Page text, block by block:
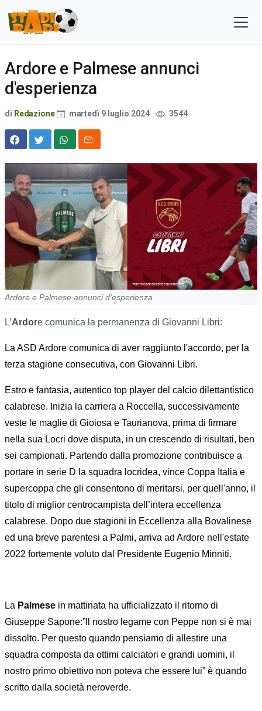
Ardore e Palmese annunci
d'esperienza
di Redazione martedì 9 luglio 2024 3544
Ardore e Palmese annunci d'esperienza
L’Ardore comunica la permanenza di Giovanni Libri:
La ASD Ardore comunica di aver raggiunto l'accordo, per la
terza stagione consecutiva, con Giovanni Libri.
Estro e fantasia, autentico top player del calcio dilettantistico
calabrese. Inizia la carriera a Roccella, successivamente
veste le maglie di Gioiosa e Taurianova, prima di firmare
nella sua Locri dove disputa, in un crescendo di risultati, ben
sei campionati. Partendo dalla promozione contribuisce a
portare in serie D la squadra locridea, vince Coppa Italia e
supercoppa che gli consentono di meritarsi, per quell'anno, il
titolo di miglior centrocampista dell’intera eccellenza
calabrese. Dopo due stagioni in Eccellenza alla Bovalinese
ed una breve parentesi a Palmi, arriva ad Ardore nell'estate
2022 fortemente voluto dal Presidente Eugenio Minniti.
La Palmese in mattinata ha ufficializzato il ritorno di
Giuseppe Sapone:”Il nostro legame con Peppe non si è mai
dissolto. Per questo quando pensiamo di allestire una
squadra composta da ottimi calciatori e grandi uomini, il
nostro primo obiettivo non poteva che essere lui” è quando
scritto dalla società neroverde.